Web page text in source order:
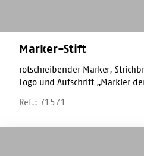
Marker-Stift
rotschreibender Marker,
Logo und Aufschrift „Markier
Ref.: 71571